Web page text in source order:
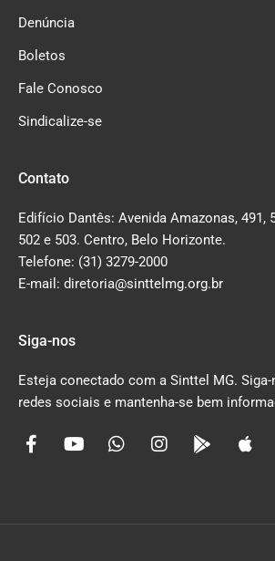
Denúncia
Boletos
Fale Conosco
Sindicalize-se
Contato
Edifício Dantês: Avenida Amazonas, 491,
502 e 503. Centro, Belo Horizonte.
Telefone: (31) 3279-2000
E-mail: diretoria@sinttelmg.org.br
Siga-nos
Esteja conectado com a Sinttel MG.
redes sociais e mantenha-se bem